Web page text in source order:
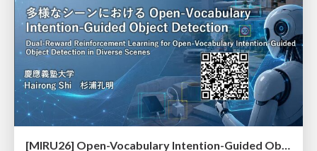
[MIRU26] Open-Vocabulary Intention-Guided Object Detection in Diverse Scenes